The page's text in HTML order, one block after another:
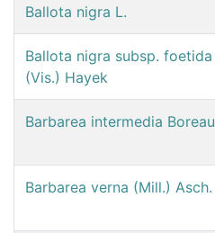
Ballota nigra L.
Ballota nigra subsp. foetida
(Vis.) Hayek
Barbarea intermedia Boreau
Barbarea verna (Mill.) Asch.